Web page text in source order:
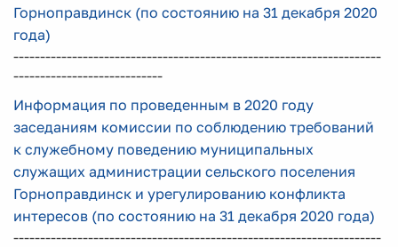
Горноправдинск (по состоянию на 31 декабря 2020
года)
---------------------------------------------------------------------
----------------------------
Информация по проведенным в 2020 году
заседаниям комиссии по соблюдению требований
к служебному поведению муниципальных
служащих администрации сельского поселения
Горноправдинск и урегулированию конфликта
интересов (по состоянию на 31 декабря 2020 года)
---------------------------------------------------------------------